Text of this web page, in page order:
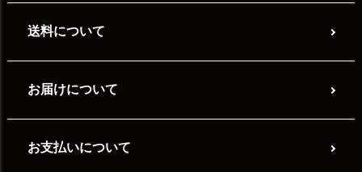
送料について
お届けについて
お支払いについて